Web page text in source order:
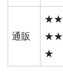
通販
★★
★★
★